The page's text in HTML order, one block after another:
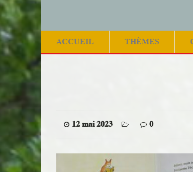
ACCUEIL THÈMES
12 mai 2023 0